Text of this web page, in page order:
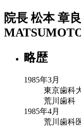
院長 松本 章良
略歴
1985年3月
東京歯科
荒川歯科
1985年4月
荒川歯科